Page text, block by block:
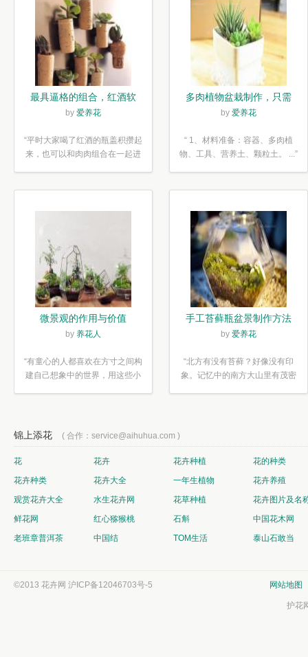
最具逼格的组合，红酒软
木塞diy多肉植物盆栽
by 爱养花
“平时大家喝了红酒的瓶盖积攒起
来，也可以和肉肉组合在一起进
多肉植物盆栽制作，只需
简单6步
by 爱养花
“ 1、材料准备：容器、多肉植
物、工具、营养土、颗粒土。 ...”
微景观的作用与价值
by 养花人
“有童心的人都喜欢在方寸之间构
建自己想象中的世界，用这些小
手工苔藓瓶盆景制作方法
by 爱养花
“北方有没有苔藓？好像没有印
象。记忆中的南方大山里有茂密
锦上添花 ( 合作：service@aihuhua.com )
花 花卉 花卉种植
花的种类
花卉种类
花卉大全 一年生植物
花卉养殖
观赏花卉大全
水生花卉网 花草种植
花卉图片及名
鲜花网
红心猕猴桃 石斛
中国花木网
老班章普洱茶
中国结 TOM生活 泰山石敢当
©2013 花卉网 沪ICP备12046703号-5 网站地图
护花